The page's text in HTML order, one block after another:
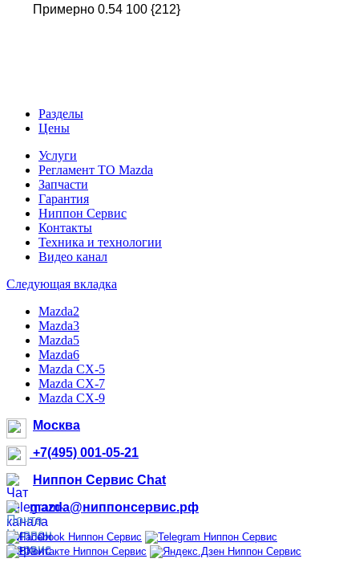
Примерно 0.54 100 {212}
Разделы
Цены
Услуги
Регламент ТО Mazda
Запчасти
Гарантия
Ниппон Сервис
Контакты
Техника и технологии
Видео канал
Следующая вкладка
Mazda2
Mazda3
Mazda5
Mazda6
Mazda CX-5
Mazda CX-7
Mazda CX-9
Москва
+7(495) 001-05-21
Ниппон Сервис Chat
mazda@ниппонсервис.рф